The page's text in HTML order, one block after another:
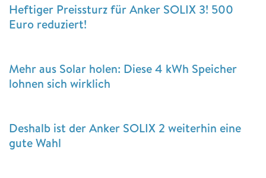
Heftiger Preissturz für Anker SOLIX 3! 500
Euro reduziert!
Mehr aus Solar holen: Diese 4 kWh Speicher
lohnen sich wirklich
Deshalb ist der Anker SOLIX 2 weiterhin eine
gute Wahl